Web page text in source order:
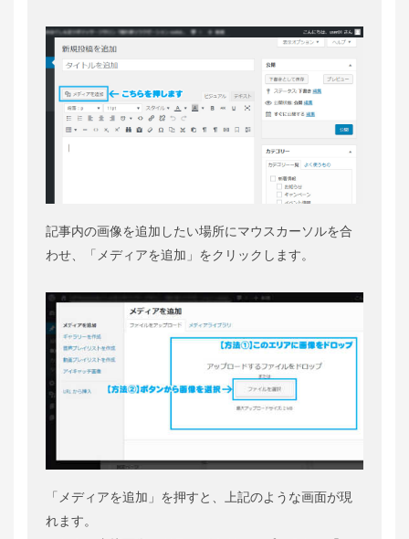
記事内の画像を追加したい場所にマウスカーソルを合
わせ、「メディアを追加」をクリックします。
「メディアを追加」を押すと、上記のような画⾯が現
れます。